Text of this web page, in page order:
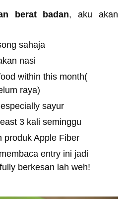
berat badan, aku akan
sahaja
nasi
within this month(
raya)
sayur
3 kali seminggu
produk Apple Fiber
entry ini jadi
berkesan lah weh!